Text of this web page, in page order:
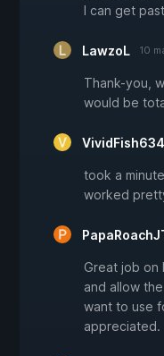
I can get
LawzoL 10
Thank-you,
would be
took a
worked
Great job on
and allow
want to use
appreciated.